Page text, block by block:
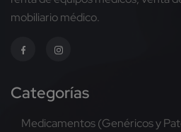
mobiliario médico.
Categorías
Medicamentos (Genéricos y